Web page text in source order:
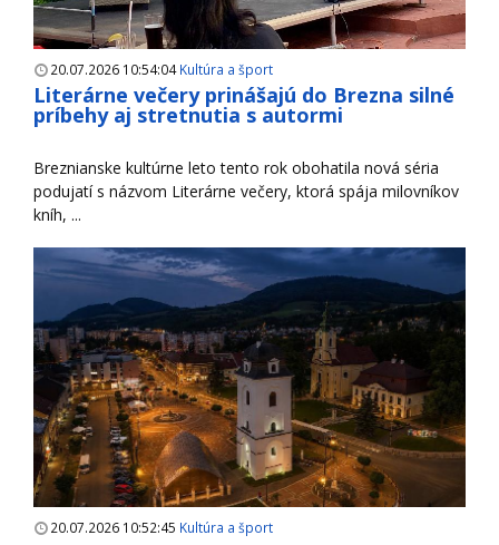
20.07.2026 10:54:04Kultúra a šport
Literárne večery prinášajú do Brezna silné
príbehy aj stretnutia s autormi
Breznianske kultúrne leto tento rok obohatila nová séria
podujatí s názvom Literárne večery, ktorá spája milovníkov
kníh, ...
20.07.2026 10:52:45 Kultúra a šport